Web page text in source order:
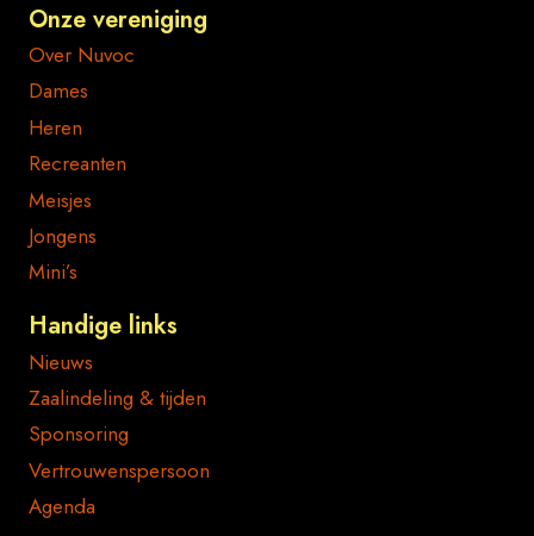
Onze vereniging
Over Nuvoc
Dames
Heren
Recreanten
Meisjes
Jongens
Mini’s
Handige links
Nieuws
Zaalindeling & tijden
Sponsoring
Vertrouwenspersoon
Agenda